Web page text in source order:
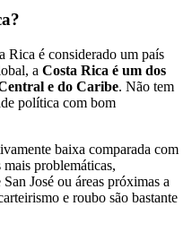
Rica é considerado um país
a Costa Rica é um dos
e do Caribe. Não tem
política com bom
baixa comparada com
problemáticas,
José ou áreas próximas a
e roubo são bastante